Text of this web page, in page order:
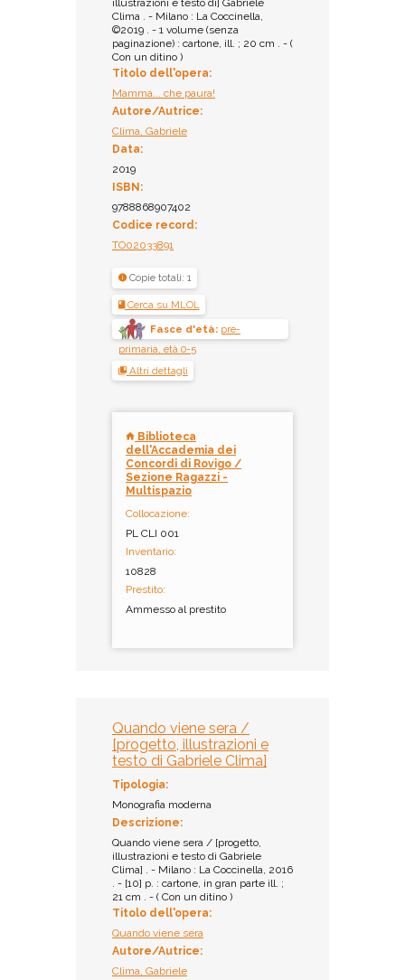
illustrazioni e testo di] Gabriele
Clima . - Milano : La Coccinella,
©2019 . - 1 volume (senza
paginazione) : cartone, ill. ; 20 cm . - (
Con un ditino )
Titolo dell'opera:
Mamma... che paura!
Autore/Autrice:
Clima, Gabriele
Data:
2019
ISBN:
9788868907402
Codice record:
TO02033891
Copie totali: 1
Cerca su MLOL
Fasce d'età: pre-
primaria, età 0-5
Altri dettagli
Biblioteca
dell'Accademia dei
Concordi di Rovigo /
Sezione Ragazzi -
Multispazio
Collocazione:
PL CLI 001
Inventario:
10828
Prestito:
Ammesso al prestito
Quando viene sera /
[progetto, illustrazioni e
testo di Gabriele Clima]
Tipologia:
Monografia moderna
Descrizione:
Quando viene sera / [progetto,
illustrazioni e testo di Gabriele
Clima] . - Milano : La Coccinella, 2016
. - [10] p. : cartone, in gran parte ill. ;
21 cm . - ( Con un ditino )
Titolo dell'opera:
Quando viene sera
Autore/Autrice:
Clima, Gabriele